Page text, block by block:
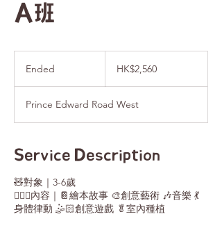
A班
Ended
e
d
HK$2,560
Prince Edward Road West
Service Description
🧸對象｜3-6歲
🤹🏻‍♀️內容｜📔繪本故事 🎨創意藝術 🎶音樂 💃
身體律動 🤹🏻創意遊戲 🥬室內種植